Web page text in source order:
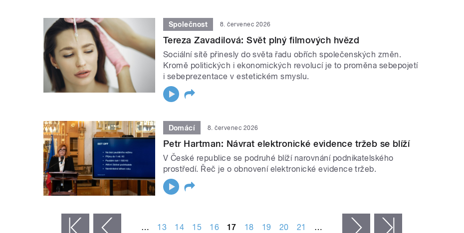
Společnost 8. červenec 2026
Tereza Zavadilová: Svět plný filmových hvězd
Sociální sítě přinesly do světa řadu obřích společenských změn.
Kromě politických i ekonomických revolucí je to proměna sebepojetí
i sebeprezentace v estetickém smyslu.
Domácí 8. červenec 2026
Petr Hartman: Návrat elektronické evidence tržeb se blíží
V České republice se podruhé blíží narovnání podnikatelského
prostředí. Řeč je o obnovení elektronické evidence tržeb.
‹ předchozí … 13 14 15 16 17 18 19 20 21 … následující ›